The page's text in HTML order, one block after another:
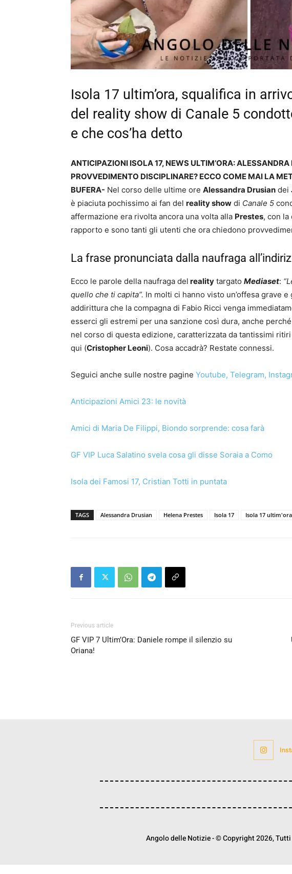
Isola 17 ultim’ora, squalifica in
del reality show di Canale 5
e che cos’ha detto
ANTICIPAZIONI ISOLA 17, NEWS ULTIM’ORA:
PROVVEDIMENTO DISCIPLINARE? ECCO COME MAI LA
BUFERA- Nel corso delle ultime ore Alessandra Drusian dei
è piaciuta pochissimo ai fan del reality show di Canale 5
affermazione era rivolta ancora una volta alla Prestes, con la
rapporto e sono tanti gli utenti che ora chiedono
La frase pronunciata dalla naufraga
Ecco le parole della naufraga del reality targato Mediaset:
quello che ti capita”. In molti ci hanno visto un’offesa grave
addirittura che la compagna di Fabio Ricci venga
esserci gli estremi per una sanzione così dura, anche
nel corso di questa edizione, caratterizzata da tantissimi
qui (Cristopher Leoni). Cosa accadrà? Restate connessi.
Seguici anche sulle nostre pagine Youtube, Telegram,
Anticipazioni Amici 23: le novità
Amici di Maria De Filippi, Biondo sorprende: cosa farà
GF VIP Luca Salatino svela cosa gli disse Soraia a Como
Isola dei Famosi 17, Cristian Totti in puntata
TAGS Alessandra Drusian Helena Prestes Isola 17 Isola 17 ultim'ora
Previous article
GF VIP 7 Ultim’Ora: Daniele rompe il silenzio su
Oriana!
Angolo delle Notizie - © Copyright 2026,